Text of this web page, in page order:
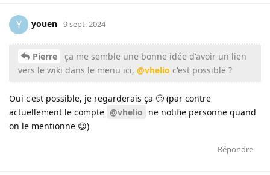
Y youen 9 sept. 2024
Pierre
ça me semble une bonne idée d'avoir un lien
vers le wiki dans le menu ici, @vhelio c'est possible ?
Oui c'est possible, je regarderais ça 🙂 (par contre
actuellement le compte @vhelio ne notifie personne quand
on le mentionne 😉)
Répondre